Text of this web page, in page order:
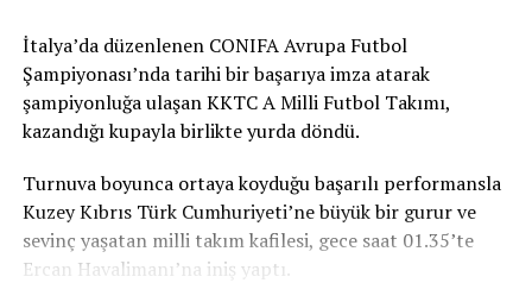
Toplumun Tüm Kesimlerine Destek
Çağrısı
Toplumun her kesimine çağrıda bulunan Kırmızı,
yapılacak küçük veya büyük her katkının büyük önem
taşıdığını belirterek, “Bu proje siyaset üstüdür, gelecek
nesillere yapılan bir yatırımdır. Yapılacak her bağış,
verilecek her destek ve uzatılacak her yardım eli,
İtalya’da düzenlenen CONIFA Avrupa Futbol
Şampiyonası’nda tarihi bir başarıya imza atarak
şampiyonluğa ulaşan KKTC A Milli Futbol Takımı,
kazandığı kupayla birlikte yurda döndü.
Turnuva boyunca ortaya koyduğu başarılı performansla
Kuzey Kıbrıs Türk Cumhuriyeti’ne büyük bir gurur ve
sevinç yaşatan milli takım kafilesi, gece saat 01.35’te
Ercan Havalimanı’na iniş yaptı.